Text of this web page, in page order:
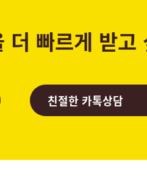
빠르게 받고
친절한 카톡상담